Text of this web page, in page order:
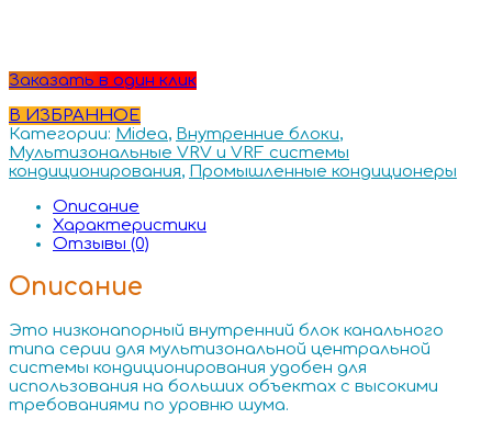
Заказать в один клик
В ИЗБРАННОЕ
Категории: Midea, Внутренние блоки,
Мультизональные VRV и VRF системы
кондиционирования, Промышленные кондиционеры
Описание
Характеристики
Отзывы (0)
Описание
Это низконапорный внутренний блок канального
типа серии для мультизональной центральной
системы кондиционирования удобен для
использования на больших объектах с высокими
требованиями по уровню шума.